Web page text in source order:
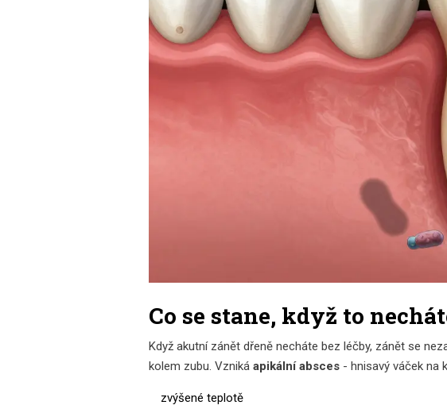
Co se stane, když to
Když akutní zánět dřeně necháte bez léčby, zánět se
kolem zubu. Vzniká apikální absces - hnisavý váček na
zvýšené teplotě